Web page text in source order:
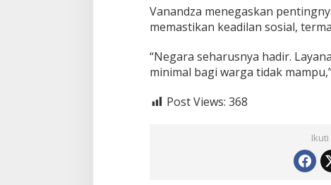
m
a
a
m
a
Vanandza menegaskan
memastikan keadilan sosial,
“Negara seharusnya hadir.
minimal bagi warga tidak
Post Views: 368
Ikuti